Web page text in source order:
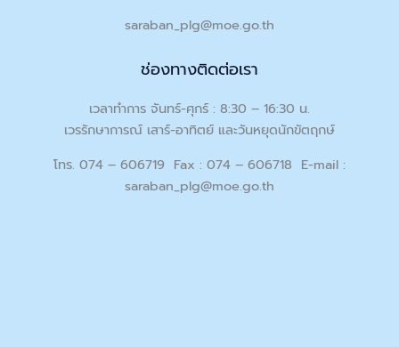
saraban_plg@moe.go.th
ช่องทางติดต่อเรา
เวลาทำการ จันทร์-ศุกร์ : 8:30 – 16:30 น.
เวรรักษาการณ์ เสาร์-อาทิตย์ และวันหยุดนักขัตฤกษ์
โทร. 074 – 606719 Fax : 074 – 606718 E-mail :
saraban_plg@moe.go.th